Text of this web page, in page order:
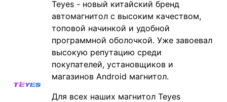
Teyes - новый китайский бренд
автомагнитол с высоким качеством,
топовой начинкой и удобной
программной оболочкой. Уже завоевал
высокую репутацию среди
покупателей, установщиков и
магазинов Android магнитол.
Для всех наших магнитол Teyes